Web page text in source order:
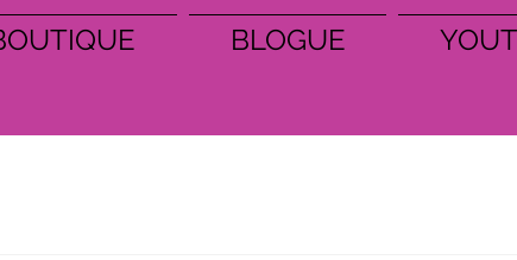
BLOGUE